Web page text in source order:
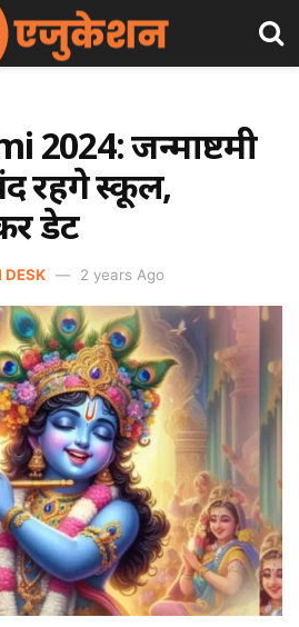
2024: जन्माष्टमी
रहेंगे स्कूल,
डेट
DESK 2 years Ago